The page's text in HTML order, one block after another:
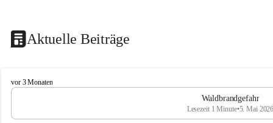
Aktuelle Beiträge
F
r
i
vor 3 Monaten
Waldbrandgefahr
Lesezeit 1 Minute•5. Mai